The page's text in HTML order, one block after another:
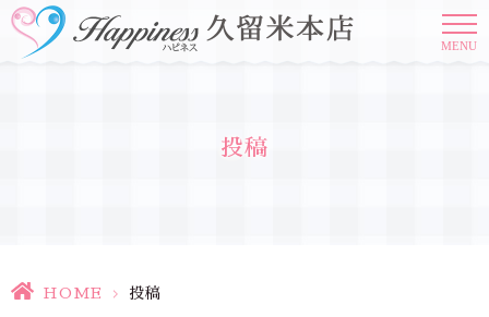
MENU
投稿
HOME > 投稿